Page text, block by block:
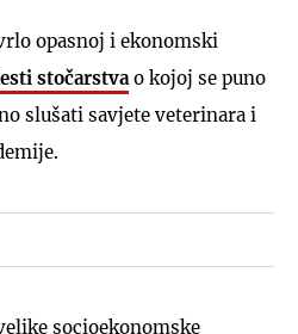
opasnoj i ekonomski
stočarstvao kojoj se puno
slušati savjete veterinara i
socioekonomske